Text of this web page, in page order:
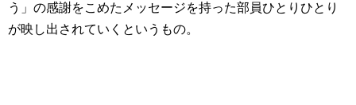
う」の感謝をこめたメッセージを持った部員ひとりひとり
が映し出されていくというもの。